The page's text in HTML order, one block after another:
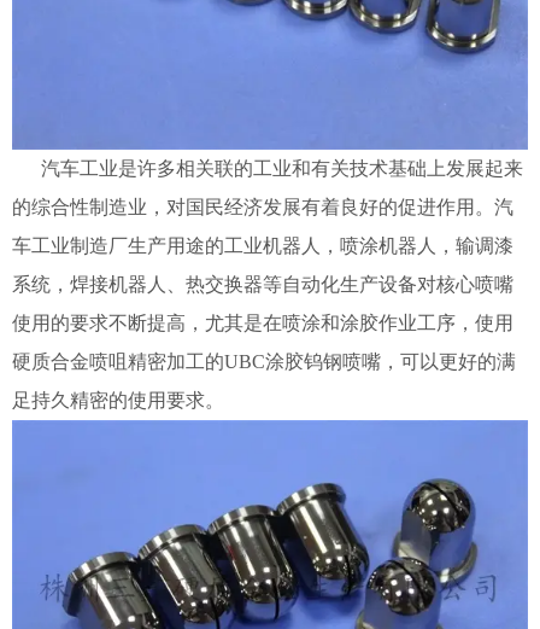
汽车工业是许多相关联的工业和有关技术基础上发展起来
的综合性制造业，对国民经济发展有着良好的促进作用。汽
车工业制造厂生产用途的工业机器人，喷涂机器人，输调漆
系统，焊接机器人、热交换器等自动化生产设备对核心喷嘴
使用的要求不断提高，尤其是在喷涂和涂胶作业工序，使用
硬质合金喷咀精密加工的UBC涂胶钨钢喷嘴，可以更好的满
足持久精密的使用要求。